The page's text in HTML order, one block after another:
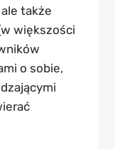
także
większości
o sobie,